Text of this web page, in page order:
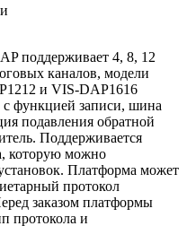
поддерживает 4, 8, 12
каналов, модели
и VIS-DAP1616
с функцией записи, шина
подавления обратной
Поддерживается
которую можно
Платформа может
протокол
заказом платформы
протокола и